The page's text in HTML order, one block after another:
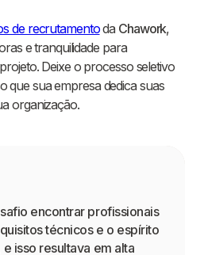
de recrutamentoda Chawork,
e tranquilidade para
Deixe o processo seletivo
que sua empresa dedica suas
organização.
encontrar profissionais
técnicos e o espírito
isso resultava em alta